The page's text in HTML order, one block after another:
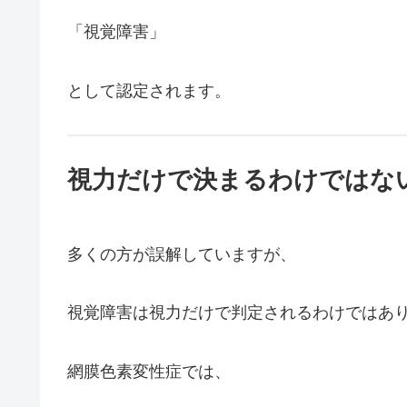
「視覚障害」
として認定されます。
視力だけで決まるわけではな
多くの方が誤解していますが、
視覚障害は視力だけで判定されるわけではあ
網膜色素変性症では、